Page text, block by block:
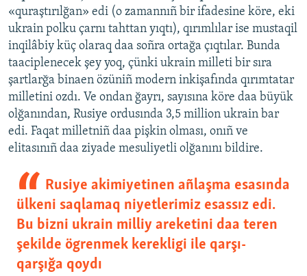
«quraştırılğan» edi (o zamannıñ bir ifadesine köre, eki
ukrain polku çarnı tahttan yıqtı), qırımlılar ise mustaqil
inqilâbiy küç olaraq daa soñra ortağa çıqtılar. Bunda
taaciplenecek şey yoq, çünki ukrain milleti bir sıra
şartlarğa binaen özüniñ modern inkişafında qırımtatar
milletini ozdı. Ve ondan ğayrı, sayısına köre daa büyük
olğanından, Rusiye ordusında 3,5 million ukrain bar
edi. Faqat milletniñ daa pişkin olması, onıñ ve
elitasınıñ daa ziyade mesuliyetli olğanını bildire.
Rusiye akimiyetinen añlaşma esasında
ülkeni saqlamaq niyetlerimiz esassız edi.
Bu bizni ukrain milliy areketini daa teren
şekilde ögrenmek kerekligi ile qarşı-
qarşığa qoydı